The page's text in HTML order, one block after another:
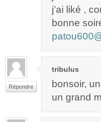
j’ai liké ,
bonne
Répondre
tribulus
bonsoir,
un grand